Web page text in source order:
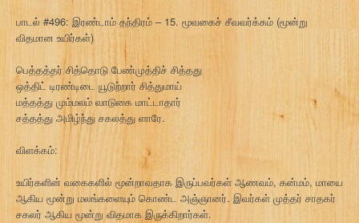
பாடல் #496: இரண்டாம் தந்திரம் – 15. மூவகைச் சீவவர்க்கம் (மூன்று
விதமான உயிர்கள்)
பெத்தத்தர் சித்தொடு பேண்முத்திச் சித்தது
ஒத்திட் டிரண்டிடை யூடுற்றார் சித்துமாய்
மத்தத்து மும்மலம் வாடுகை மாட்டாதார்
சத்தத்து அமிழ்ந்து சகலத்து ளாரே.
விளக்கம்:
உயிர்களின் வகைகளில் மூன்றாவதாக இருப்பவர்கள் ஆணவம், கன்மம், மாயை
ஆகிய மூன்று மலங்களையும் கொண்ட அஞ்ஞானர். இவர்கள் முத்தர் சாதகர்
சகலர் ஆகிய மூன்று விதமாக இருக்கிறார்கள்.